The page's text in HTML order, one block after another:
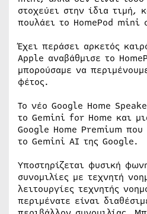
στοχεύει στην ίδια τιμή,
πουλάει το HomePod mini
Έχει περάσει αρκετός
Apple αναβάθμισε το
μπορούσαμε να
φέτος.
Το νέο Google Home
το Gemini for Home και
Google Home Premium που
το Gemini AI της Google.
Υποστηρίζεται φυσική
συνομιλίες με τεχνητή
λειτουργίες τεχνητής
περιμένατε είναι